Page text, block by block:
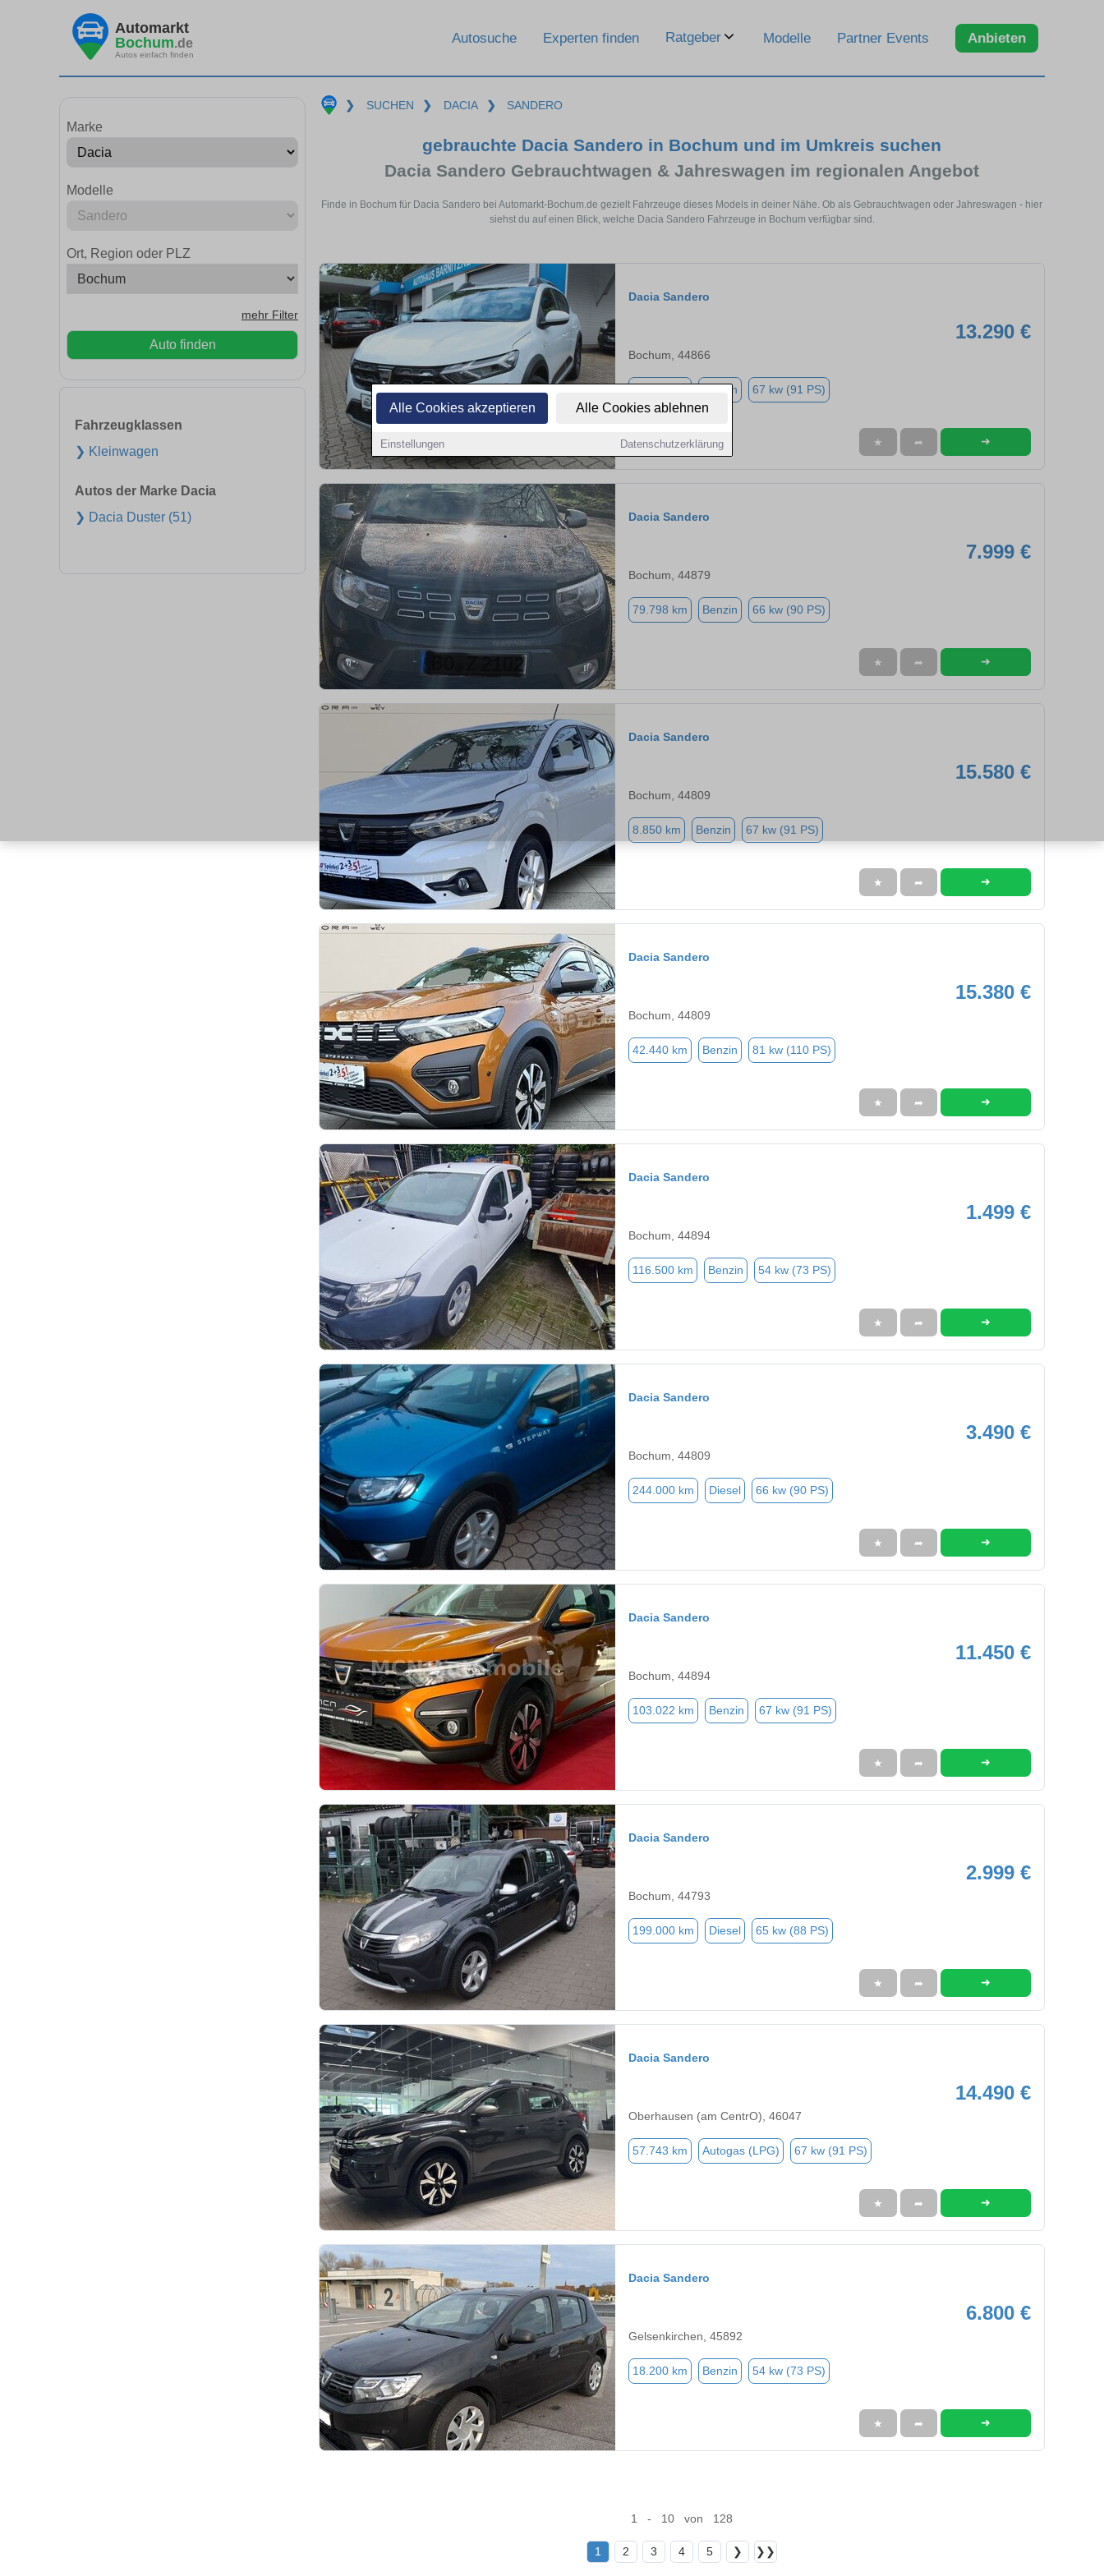
Alle Cookies akzeptieren Alle Cookies ablehnen
Einstellungen Datenschutzerklärung
Automarkt
Bochum.de
Autos einfach finden
Autosuche Experten finden Ratgeber Modelle Partner Events Anbieten
Marke
Modelle
Ort, Region oder PLZ
mehr Filter
Auto finden
Fahrzeugklassen
❯ Kleinwagen
Autos der Marke Dacia
❯ Dacia Duster (51)
❯ SUCHEN ❯ DACIA ❯ SANDERO
gebrauchte Dacia Sandero in Bochum und im Umkreis suchen
Dacia Sandero Gebrauchtwagen & Jahreswagen im regionalen Angebot
Finde in Bochum für Dacia Sandero bei Automarkt-Bochum.de gezielt Fahrzeuge dieses Models in deiner Nähe. Ob als Gebrauchtwagen oder Jahreswagen - hier
siehst du auf einen Blick, welche Dacia Sandero Fahrzeuge in Bochum verfügbar sind.
Dacia Sandero
13.290 €
Bochum, 44866
Benzin 67 kw (91 PS)
★ ➦ ➜
Dacia Sandero
7.999 €
Bochum, 44879
79.798 km Benzin 66 kw (90 PS)
★ ➦ ➜
Dacia Sandero
15.580 €
Bochum, 44809
8.850 km Benzin 67 kw (91 PS)
★ ➦ ➜
Dacia Sandero
15.380 €
Bochum, 44809
42.440 km Benzin 81 kw (110 PS)
★ ➦ ➜
Dacia Sandero
1.499 €
Bochum, 44894
116.500 km Benzin 54 kw (73 PS)
★ ➦ ➜
Dacia Sandero
3.490 €
Bochum, 44809
244.000 km Diesel 66 kw (90 PS)
★ ➦ ➜
Dacia Sandero
11.450 €
Bochum, 44894
103.022 km Benzin 67 kw (91 PS)
★ ➦ ➜
Dacia Sandero
2.999 €
Bochum, 44793
199.000 km Diesel 65 kw (88 PS)
★ ➦ ➜
Dacia Sandero
14.490 €
Oberhausen (am CentrO), 46047
57.743 km Autogas (LPG) 67 kw (91 PS)
★ ➦ ➜
Dacia Sandero
6.800 €
Gelsenkirchen, 45892
18.200 km Benzin 54 kw (73 PS)
★ ➦ ➜
1 - 10 von 128
1 2 3 4 5 ❯ ❯❯